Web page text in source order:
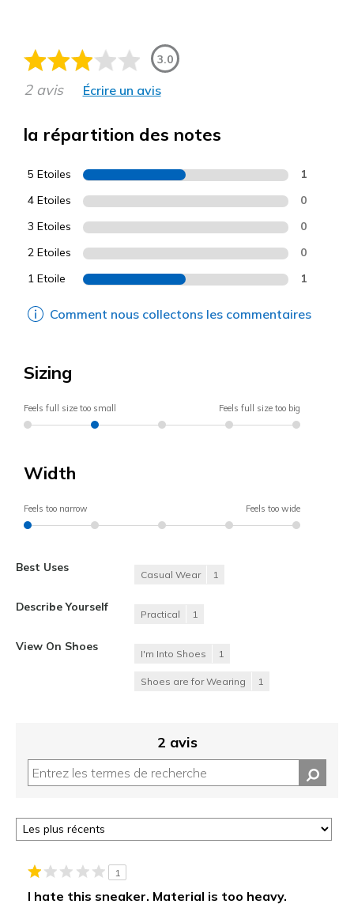
3.0
2 avis Écrire un avis
la répartition des notes
5 Etoiles 1
4 Etoiles 0
3 Etoiles 0
2 Etoiles 0
1 Etoile 1
Comment nous collectons les commentaires
Sizing
Feels full size too small Feels full size too big
Width
Feels too narrow Feels too wide
Best Uses
Casual Wear 1
Describe Yourself
Practical 1
View On Shoes
I'm Into Shoes 1
Shoes are for Wearing 1
2 avis
1
I hate this sneaker. Material is too heavy.